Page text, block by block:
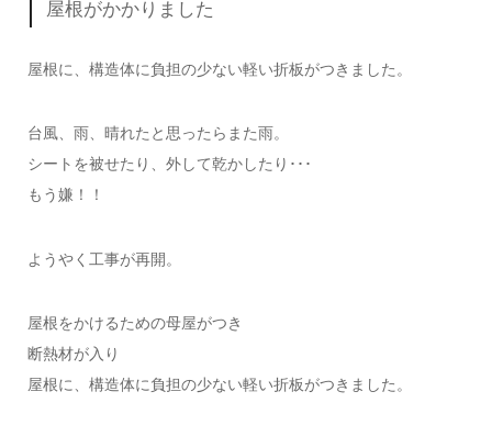
屋根がかかりました
屋根に、構造体に負担の少ない軽い折板がつきました。
台風、雨、晴れたと思ったらまた雨。
シートを被せたり、外して乾かしたり･･･
もう嫌！！
ようやく工事が再開。
屋根をかけるための母屋がつき
断熱材が入り
屋根に、構造体に負担の少ない軽い折板がつきました。